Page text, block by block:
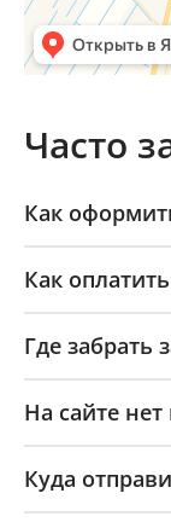
Часто
Как
Как
Где забрать
На сайте
Куда